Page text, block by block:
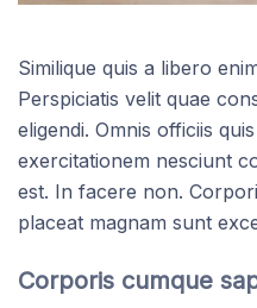
Similique quis a libero
Perspiciatis velit quae
eligendi. Omnis officiis
exercitationem nesciunt
est. In facere non.
placeat magnam sunt
Corporis cumque